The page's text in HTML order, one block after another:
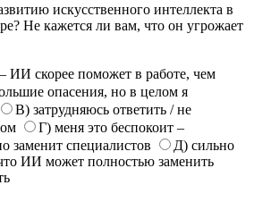
искусственного интеллекта в
Не кажется ли вам, что он угрожает
ИИ скорее поможет в работе, чем
опасения, но в целом я
В) затрудняюсь ответить / не
Г) меня это беспокоит –
заменит специалистов
Д) сильно
ИИ может полностью заменить